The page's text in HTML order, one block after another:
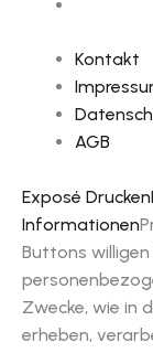
Kontakt
AGB
Exposé Drucken
Informationen
Buttons willigen
Zwecke, wie in
erheben,